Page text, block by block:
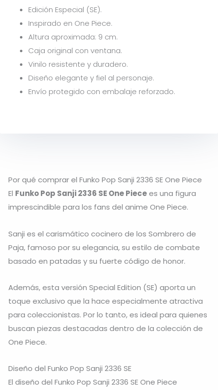
Edición Especial (SE).
Inspirado en One Piece.
Altura aproximada: 9 cm.
Caja original con ventana.
Vinilo resistente y duradero.
Diseño elegante y fiel al personaje.
Envío protegido con embalaje reforzado.
Por qué comprar el Funko Pop Sanji 2336 SE One Piece
El Funko Pop Sanji 2336 SE One Piecees una figura
imprescindible para los fans del anime One Piece.
Sanji es el carismático cocinero de los Sombrero de
Paja, famoso por su elegancia, su estilo de combate
basado en patadas y su fuerte código de honor.
Además, esta versión Special Edition (SE) aporta un
toque exclusivo que la hace especialmente atractiva
para coleccionistas. Por lo tanto, es ideal para quienes
buscan piezas destacadas dentro de la colección de
One Piece.
Diseño del Funko Pop Sanji 2336 SE
El diseño del Funko Pop Sanji 2336 SE One Piece